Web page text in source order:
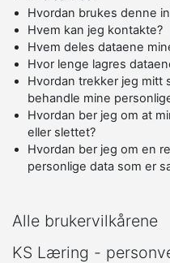
Hvordan brukes denne
Hvem kan jeg kontakte?
Hvem deles dataene
Hvor lenge lagres
Hvordan trekker jeg mitt
behandle mine
Hvordan ber jeg om at
eller slettet?
Hvordan ber jeg om en
personlige data som er
Alle brukervilkårene
KS Læring -